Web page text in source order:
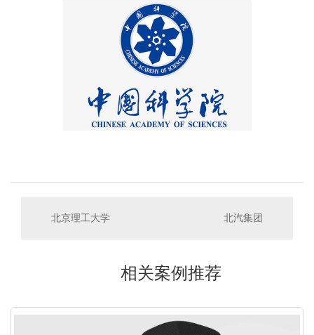
北京理工大学 北汽集团
相关案例推荐